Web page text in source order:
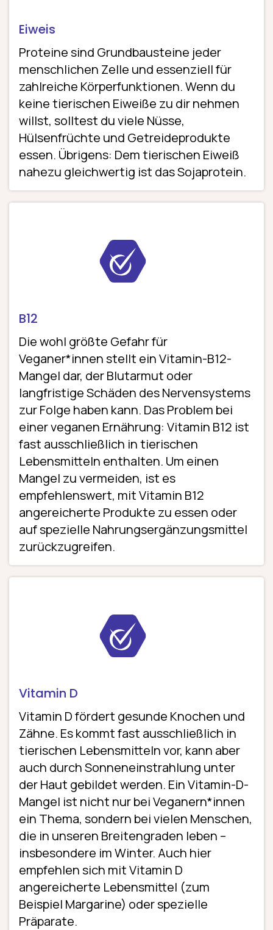
Eiweis
Proteine sind Grundbausteine jeder
menschlichen Zelle und essenziell für
zahlreiche Körperfunktionen. Wenn du
keine tierischen Eiweiße zu dir nehmen
willst, solltest du viele Nüsse,
Hülsenfrüchte und Getreideprodukte
essen. Übrigens: Dem tierischen Eiweiß
nahezu gleichwertig ist das Sojaprotein.
B12
Die wohl größte Gefahr für
Veganer*innen stellt ein Vitamin-B12-
Mangel dar, der Blutarmut oder
langfristige Schäden des Nervensystems
zur Folge haben kann. Das Problem bei
einer veganen Ernährung: Vitamin B12 ist
fast ausschließlich in tierischen
Lebensmitteln enthalten. Um einen
Mangel zu vermeiden, ist es
empfehlenswert, mit Vitamin B12
angereicherte Produkte zu essen oder
auf spezielle Nahrungs­ergänzungs­mittel
zurückzugreifen.
Vitamin D
Vitamin D fördert gesunde Knochen und
Zähne. Es kommt fast ausschließlich in
tierischen Lebensmitteln vor, kann aber
auch durch Sonneneinstrahlung unter
der Haut gebildet werden. Ein Vitamin-D-
Mangel ist nicht nur bei Veganern*innen
ein Thema, sondern bei vielen Menschen,
die in unseren Breitengraden leben –
insbesondere im Winter. Auch hier
empfehlen sich mit Vitamin D
angereicherte Lebensmittel (zum
Beispiel Margarine) oder spezielle
Präparate.